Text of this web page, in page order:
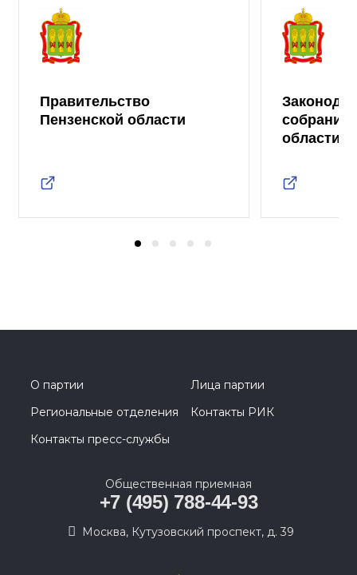
Правительство
Пензенской области
собрание
области
О партии
Лица партии
Региональные отделения
Контакты РИК
Контакты пресс-службы
Общественная приемная
+7 (495) 788-44-93
Москва, Кутузовский проспект, д. 39